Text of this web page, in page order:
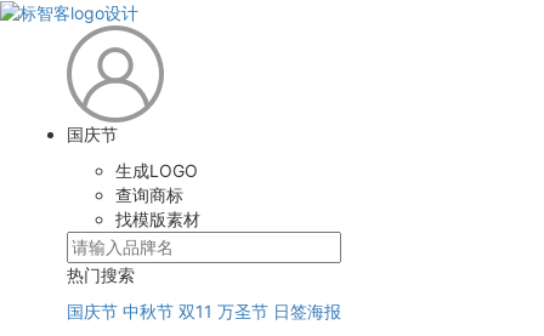
国庆节
生成LOGO
查询商标
找模版素材
热门搜索
国庆节 中秋节 双11 万圣节 日签海报